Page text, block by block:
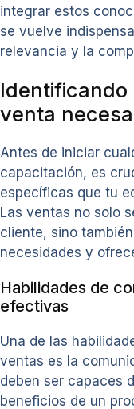
integrar estos
se vuelve
relevancia y la
Identificando
venta
Antes de iniciar
capacitación, es
específicas que tu
Las ventas no solo
cliente, sino
necesidades y
Habilidades de
efectivas
Una de las
ventas es la
deben ser capaces
beneficios de un